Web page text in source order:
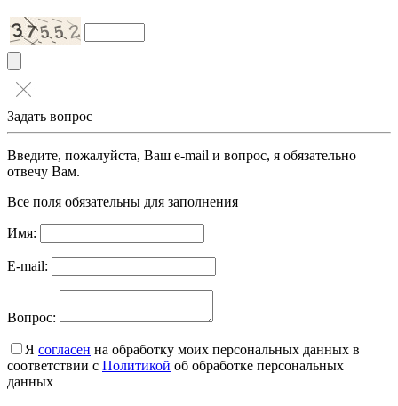
Задать вопрос
Введите, пожалуйста, Ваш e-mail и вопрос, я обязательно
отвечу Вам.
Все поля обязательны для заполнения
Имя:
E-mail:
Вопрос:
Я согласен на обработку моих персональных данных в
соответствии с Политикой об обработке персональных
данных